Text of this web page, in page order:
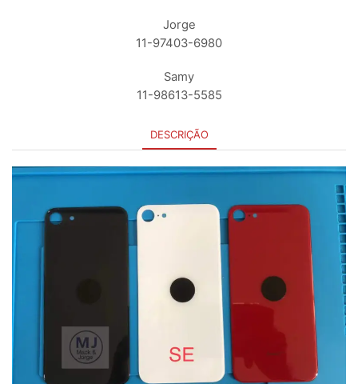
Jorge
11-97403-6980
Samy
11-98613-5585
DESCRIÇÃO